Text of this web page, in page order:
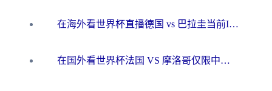
在海外看世界杯直播德国 vs 巴拉圭当前IP受限制？这篇指南帮你轻松解决地区限制
在国外看世界杯法国 VS 摩洛哥仅限中国大陆？别让地域限制拦下你的欢呼